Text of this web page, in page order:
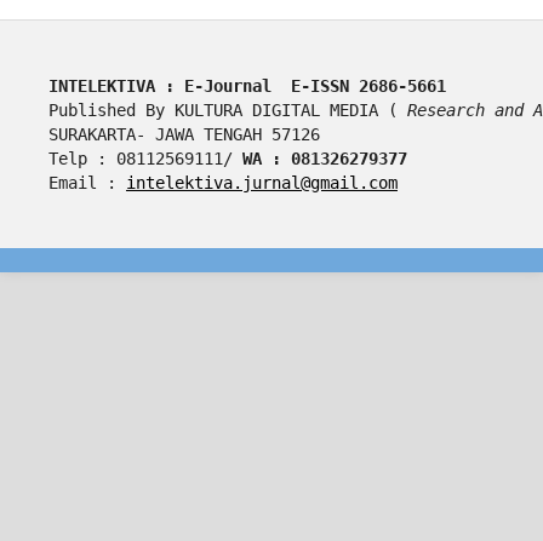
INTELEKTIVA : E-Journal  E-ISSN 2686-5661
Published By KULTURA DIGITAL MEDIA ( Research and
SURAKARTA- JAWA TENGAH 57126
Telp : 08112569111/ WA : 081326279377
Email : intelektiva.jurnal@gmail.com